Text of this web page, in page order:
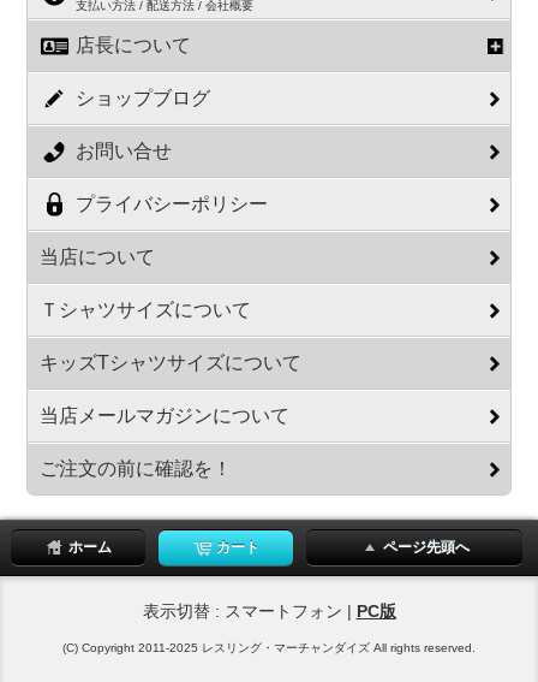
支払い方法 / 配送方法 / 会社概要
店長について
ショップブログ
お問い合せ
プライバシーポリシー
当店について
Ｔシャツサイズについて
キッズTシャツサイズについて
当店メールマガジンについて
ご注文の前に確認を！
ホーム カート ページ先頭へ
表示切替 : スマートフォン | PC版
(C) Copyright 2011-2025 レスリング・マーチャンダイズ All rights reserved.